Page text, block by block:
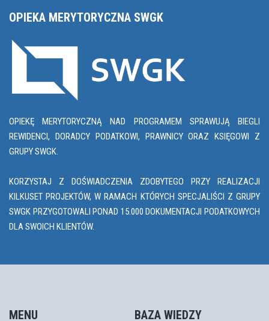
OPIEKA MERYTORYCZNA SWGK
OPIEKĘ MERYTORYCZNĄ NAD PROGRAMEM SPRAWUJĄ BIEGLI
REWIDENCI, DORADCY PODATKOWI, PRAWNICY ORAZ KSIĘGOWI Z
GRUPY SWGK.
KORZYSTAJ Z DOŚWIADCZENIA ZDOBYTEGO PRZY REALIZACJI
KILKUSET PROJEKTÓW, W RAMACH KTÓRYCH SPECJALIŚCI Z GRUPY
SWGK PRZYGOTOWALI PONAD 15.000 DOKUMENTACJI PODATKOWYCH
DLA SWOICH KLIENTÓW.
MENU BAZA WIEDZY